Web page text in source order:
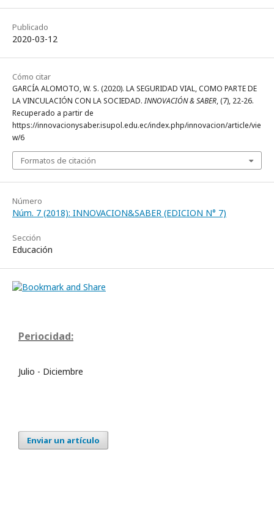
Publicado
2020-03-12
Cómo citar
GARCÍA ALOMOTO, W. S. (2020). LA SEGURIDAD VIAL, COMO PARTE DE
LA VINCULACIÓN CON LA SOCIEDAD.INNOVACIÓN & SABER, (7), 22-26.
Recuperado a partir de
https://innovacionysaber.isupol.edu.ec/index.php/innovacion/article/vie
w/6
Formatos de citación
Número
Núm. 7 (2018): INNOVACION&SABER (EDICION N° 7)
Sección
Educación
Periocidad:
Julio - Diciembre
Enviar un artículo